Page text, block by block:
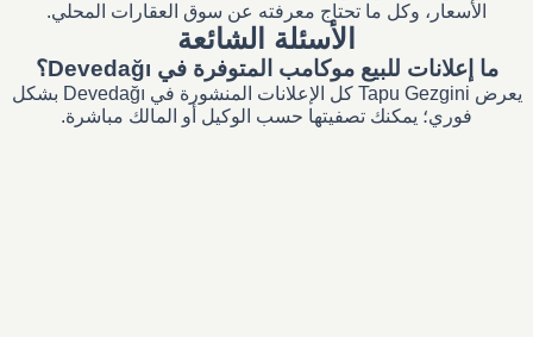
الأسعار، وكل ما تحتاج معرفته عن سوق العقارات المحلي.
الأسئلة الشائعة
ما إعلانات للبيع موكامب المتوفرة في Devedağı؟
يعرض Tapu Gezgini كل الإعلانات المنشورة في Devedağı بشكل
فوري؛ يمكنك تصفيتها حسب الوكيل أو المالك مباشرة.